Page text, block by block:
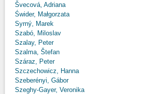
Švecová, Adriana
Świder, Małgorzata
Syrný, Marek
Szabó, Miloslav
Szalay, Peter
Szalma, Štefan
Száraz, Peter
Szczechowicz, Hanna
Szeberényi, Gábor
Szeghy-Gayer, Veronika